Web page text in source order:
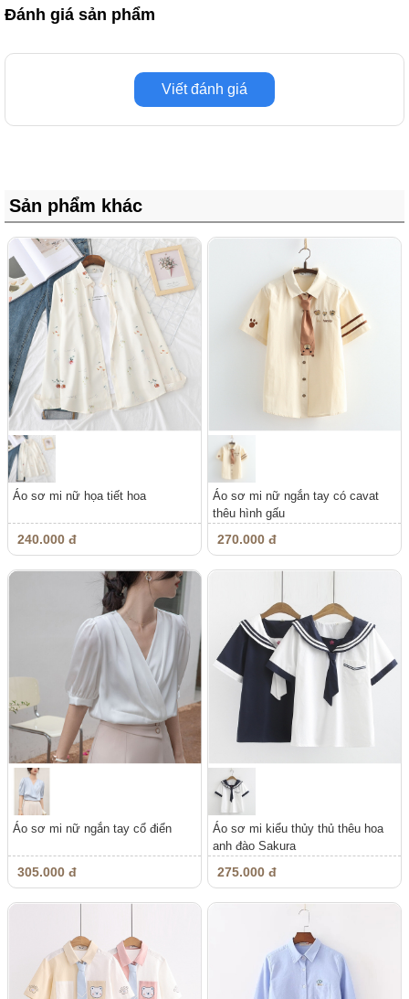
Đánh giá sản phẩm
Viết đánh giá
Sản phẩm khác
Áo sơ mi nữ họa tiết hoa
240.000 đ
Áo sơ mi nữ ngắn tay có cavat
thêu hình gấu
270.000 đ
Áo sơ mi nữ ngắn tay cổ điển
305.000 đ
Áo sơ mi kiểu thủy thủ thêu hoa
anh đào Sakura
275.000 đ